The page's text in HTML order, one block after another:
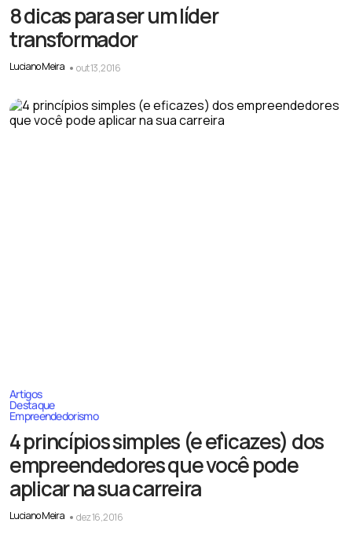
8 dicas para ser um líder
transformador
Luciano Meira out 13, 2016
Artigos
Destaque
Empreendedorismo
4 princípios simples (e eficazes) dos
empreendedores que você pode
aplicar na sua carreira
Luciano Meira dez 16, 2016